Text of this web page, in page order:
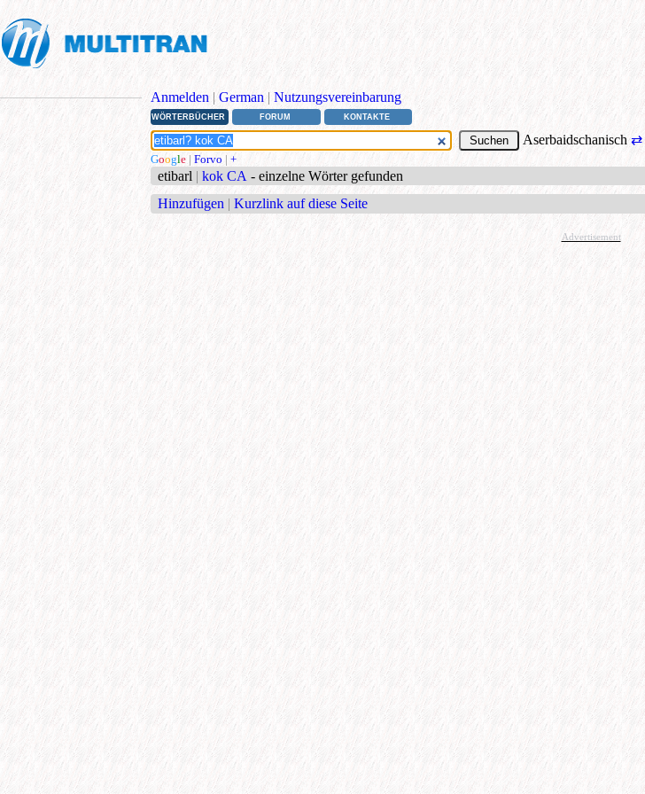
Anmelden | German | Nutzungsvereinbarung
WÖRTERBÜCHER FORUM KONTAKTE
Aserbaidschanisch⇄
Google | Forvo | +
etibarl | kok CA - einzelne Wörter gefunden
Hinzufügen | Kurzlink auf diese Seite
Advertisement